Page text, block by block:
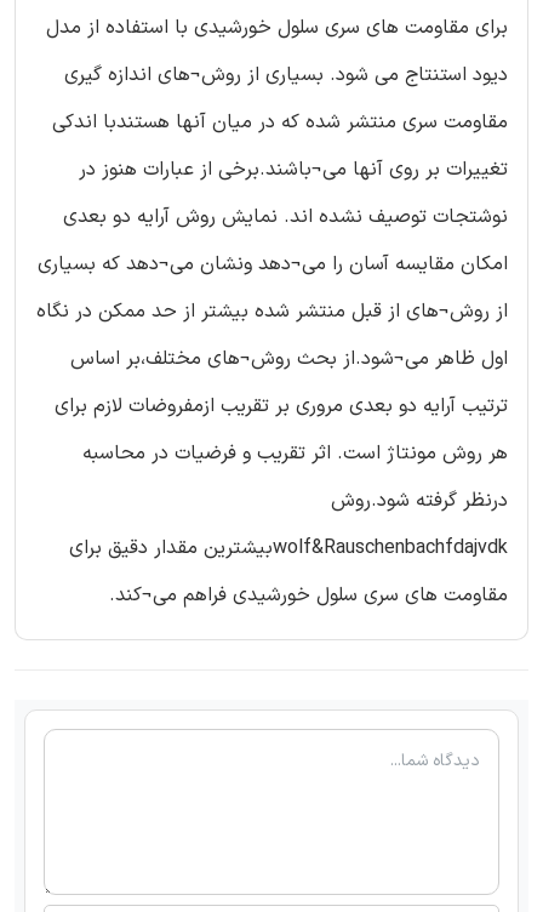
برای مقاومت های سری سلول خورشیدی با استفاده از مدل
دیود استنتاج می شود. بسیاری از روش¬های اندازه گیری
مقاومت سری منتشر شده که در میان آنها هستندبا اندکی
تغییرات بر روی آنها می¬باشند.برخی از عبارات هنوز در
نوشتجات توصیف نشده اند. نمایش روش آرایه دو بعدی
امکان مقایسه آسان را می¬دهد ونشان می¬دهد که بسیاری
از روش¬های از قبل منتشر شده بیشتر از حد ممکن در نگاه
اول ظاهر می¬شود.از بحث روش¬های مختلف،بر اساس
ترتیب آرایه دو بعدی مروری بر تقریب ازمفروضات لازم برای
هر روش مونتاژ است. اثر تقریب و فرضیات در محاسبه
درنظر گرفته شود.روش
wolf&Rauschenbachfdajvdkبیشترین مقدار دقیق برای
مقاومت های سری سلول خورشیدی فراهم می¬کند.